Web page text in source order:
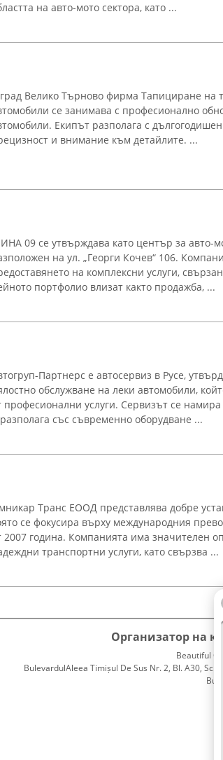
на авто-мото сектора, като ...
Велико Търново фирма Тапициране на
се занимава с професионално
Екипът разполага с
и внимание към детайлите. ...
09 се утвърждава като център за авто-
на ул. „Георги Кочев“ 106.
на комплексни услуги,
портфолио влизат както продажба, ...
Партнерс е автосервиз в Русе,
обслужване на леки автомобили,
професионални услуги. Сервизът се
със съвременно оборудване ...
Транс ЕООД представлява добре
се фокусира върху международния
2007 година. Компанията има значителен
транспортни услуги, като свързва ...
Организатор на
Beautiful
BulevardulAleea Timișul De Sus Nr. 2, Bl. A30, Sc. A,